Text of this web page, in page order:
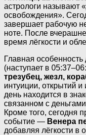
астрологи называют
освобождения».
завершает рабочую
ноте. После
время лёгкости и
Главная
(наступает в
трезубец, жезл,
интуиции, открытий
день находится в
связанном с
Кроме того, сегодня
событие — Венера
добавляя лёгкости в